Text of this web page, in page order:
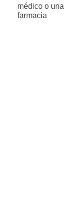
médico o una
farmacia